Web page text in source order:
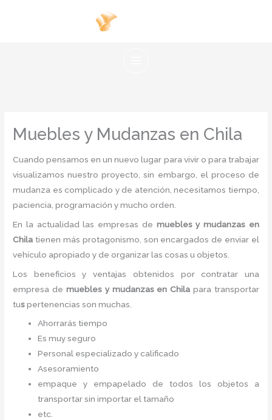
Muebles y Mudanzas en Chila
Cuando pensamos en un nuevo lugar para vivir o para trabajar
visualizamos nuestro proyecto, sin embargo, el proceso de
mudanza es complicado y de atención, necesitamos tiempo,
paciencia, programación y mucho orden.
En la actualidad las empresas de muebles y mudanzas en
Chila tienen más protagonismo, son encargados de enviar el
vehículo apropiado y de organizar las cosas u objetos.
Los beneficios y ventajas obtenidos por contratar una
empresa de muebles y mudanzasen Chilapara transportar
tuspertenencias son muchas.
Ahorrarás tiempo
Es muy seguro
Personal especializado y calificado
Asesoramiento
empaque y empapelado de todos los objetos a
transportar sin importar el tamaño
etc.